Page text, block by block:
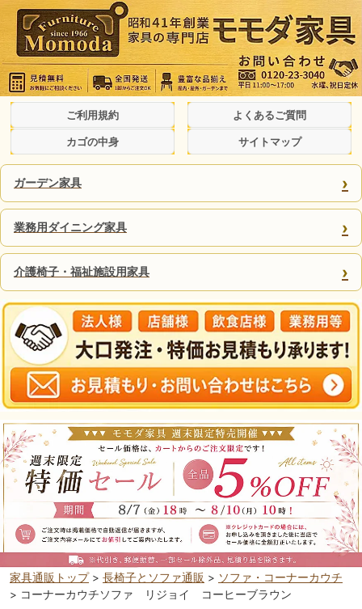
ご利用規約 よくあるご質問
カゴの中身 サイトマップ
ガーデン家具 ›
業務用ダイニング家具 ›
介護椅子・福祉施設用家具 ›
家具通販トップ> 長椅子とソファ通販 > ソファ・コーナーカウチ
> コーナーカウチソファ リジョイ コーヒーブラウン